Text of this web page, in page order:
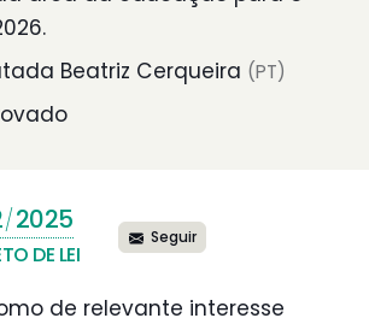
Beatriz Cerqueira (PT)
/2025
DE LEI
Seguir
de relevante interesse